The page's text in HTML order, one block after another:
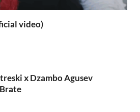
video)
х Dzambo Agusev